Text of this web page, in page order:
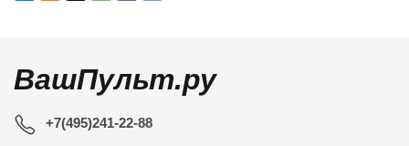
ВашПульт.ру
+7(495)241-22-88